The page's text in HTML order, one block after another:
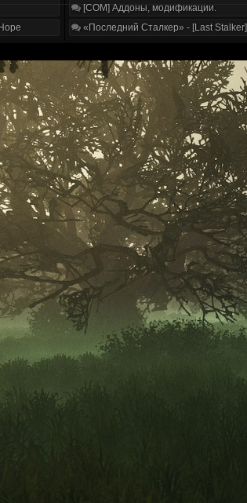
[COM] Аддоны, модификации.
«Последний Сталкер» - [Last Stalker]